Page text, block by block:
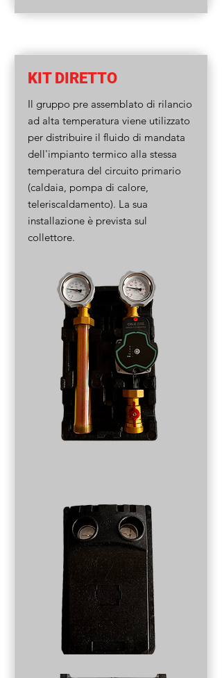
KIT DIRETTO
Il gruppo pre assemblato di rilancio
ad alta temperatura viene utilizzato
per distribuire il fluido di mandata
dell'impianto termico alla stessa
temperatura del circuito primario
(caldaia, pompa di calore,
teleriscaldamento). La sua
installazione è prevista sul
collettore.